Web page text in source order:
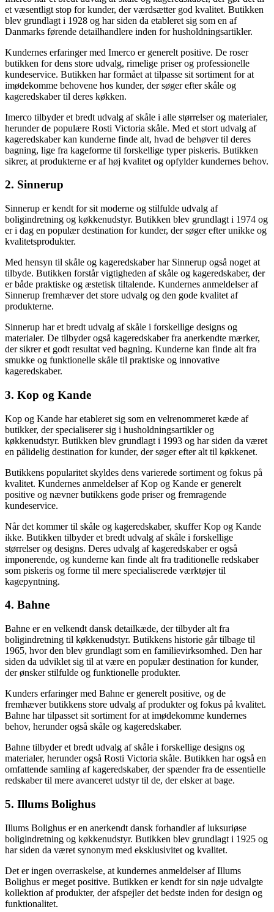
et væsentligt stop for kunder, der værdsætter god kvalitet. Butikken
blev grundlagt i 1928 og har siden da etableret sig som en af
Danmarks førende detailhandlere inden for husholdningsartikler.
Kundernes erfaringer med Imerco er generelt positive. De roser
butikken for dens store udvalg, rimelige priser og professionelle
kundeservice. Butikken har formået at tilpasse sit sortiment for at
imødekomme behovene hos kunder, der søger efter skåle og
kageredskaber til deres køkken.
Imerco tilbyder et bredt udvalg af skåle i alle størrelser og materialer,
herunder de populære Rosti Victoria skåle. Med et stort udvalg af
kageredskaber kan kunderne finde alt, hvad de behøver til deres
bagning, lige fra kageforme til forskellige typer piskeris. Butikken
sikrer, at produkterne er af høj kvalitet og opfylder kundernes behov.
2. Sinnerup
Sinnerup er kendt for sit moderne og stilfulde udvalg af
boligindretning og køkkenudstyr. Butikken blev grundlagt i 1974 og
er i dag en populær destination for kunder, der søger efter unikke og
kvalitetsprodukter.
Med hensyn til skåle og kageredskaber har Sinnerup også noget at
tilbyde. Butikken forstår vigtigheden af skåle og kageredskaber, der
er både praktiske og æstetisk tiltalende. Kundernes anmeldelser af
Sinnerup fremhæver det store udvalg og den gode kvalitet af
produkterne.
Sinnerup har et bredt udvalg af skåle i forskellige designs og
materialer. De tilbyder også kageredskaber fra anerkendte mærker,
der sikrer et godt resultat ved bagning. Kunderne kan finde alt fra
smukke og funktionelle skåle til praktiske og innovative
kageredskaber.
3. Kop og Kande
Kop og Kande har etableret sig som en velrenommeret kæde af
butikker, der specialiserer sig i husholdningsartikler og
køkkenudstyr. Butikken blev grundlagt i 1993 og har siden da været
en pålidelig destination for kunder, der søger efter alt til køkkenet.
Butikkens popularitet skyldes dens varierede sortiment og fokus på
kvalitet. Kundernes anmeldelser af Kop og Kande er generelt
positive og nævner butikkens gode priser og fremragende
kundeservice.
Når det kommer til skåle og kageredskaber, skuffer Kop og Kande
ikke. Butikken tilbyder et bredt udvalg af skåle i forskellige
størrelser og designs. Deres udvalg af kageredskaber er også
imponerende, og kunderne kan finde alt fra traditionelle redskaber
som piskeris og forme til mere specialiserede værktøjer til
kagepyntning.
4. Bahne
Bahne er en velkendt dansk detailkæde, der tilbyder alt fra
boligindretning til køkkenudstyr. Butikkens historie går tilbage til
1965, hvor den blev grundlagt som en familievirksomhed. Den har
siden da udviklet sig til at være en populær destination for kunder,
der ønsker stilfulde og funktionelle produkter.
Kunders erfaringer med Bahne er generelt positive, og de
fremhæver butikkens store udvalg af produkter og fokus på kvalitet.
Bahne har tilpasset sit sortiment for at imødekomme kundernes
behov, herunder også skåle og kageredskaber.
Bahne tilbyder et bredt udvalg af skåle i forskellige designs og
materialer, herunder også Rosti Victoria skåle. Butikken har også en
omfattende samling af kageredskaber, der spænder fra de essentielle
redskaber til mere avanceret udstyr til de, der elsker at bage.
5. Illums Bolighus
Illums Bolighus er en anerkendt dansk forhandler af luksuriøse
boligindretning og køkkenudstyr. Butikken blev grundlagt i 1925 og
har siden da været synonym med eksklusivitet og kvalitet.
Det er ingen overraskelse, at kundernes anmeldelser af Illums
Bolighus er meget positive. Butikken er kendt for sin nøje udvalgte
kollektion af produkter, der afspejler det bedste inden for design og
funktionalitet.